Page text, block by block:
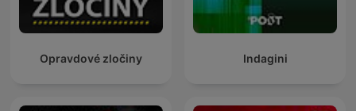
Opravdové zločiny Indagini